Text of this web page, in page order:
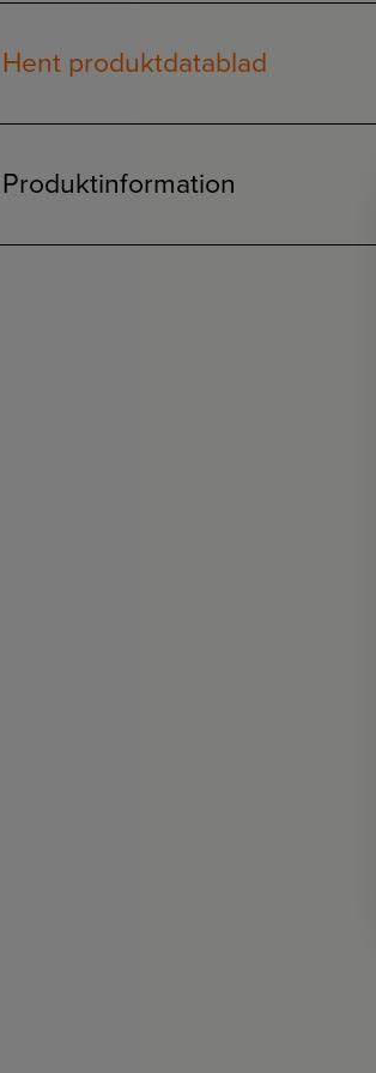
Hent produktdatablad
Produktinformation